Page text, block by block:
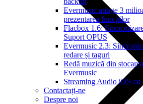
Evermusic atinge 3
prezentarea funcțiilor
Flacbox 1.6:
Suport OPUS
Evermusic 2.3:
redare și taguri
Redă muzică din
Evermusic
Streaming Audio iOS cu
Contactați-ne
Despre noi